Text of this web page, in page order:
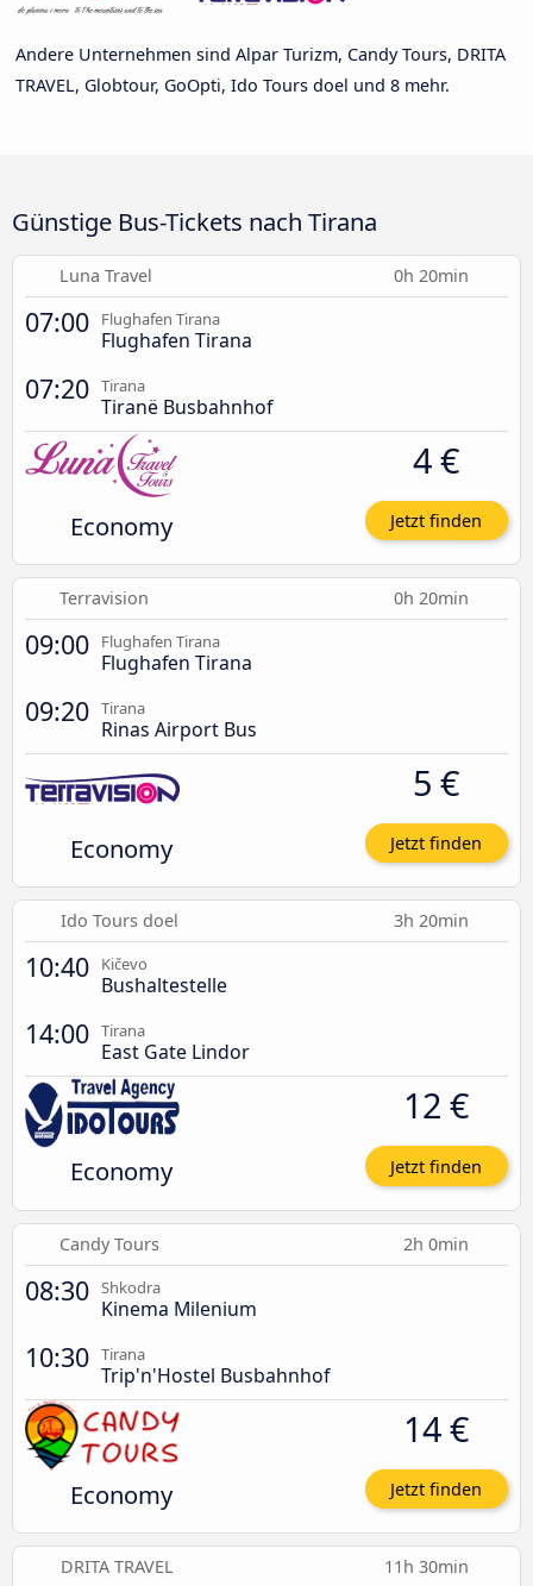
Andere Unternehmen sind Alpar Turizm, Candy Tours, DRITA
TRAVEL, Globtour, GoOpti, Ido Tours doel und 8 mehr.
Günstige Bus-Tickets nach Tirana
Luna Travel 0h 20min
07:00 Flughafen Tirana
Flughafen Tirana
07:20 Tirana
Tiranë Busbahnhof
Economy
4 €
Jetzt finden
Terravision 0h 20min
09:00 Flughafen Tirana
Flughafen Tirana
09:20 Tirana
Rinas Airport Bus
Economy
5 €
Jetzt finden
Ido Tours doel 3h 20min
10:40 Kičevo
Bushaltestelle
14:00 Tirana
East Gate Lindor
Economy
12 €
Jetzt finden
Candy Tours 2h 0min
08:30 Shkodra
Kinema Milenium
10:30 Tirana
Trip'n'Hostel Busbahnhof
Economy
14 €
Jetzt finden
DRITA TRAVEL 11h 30min